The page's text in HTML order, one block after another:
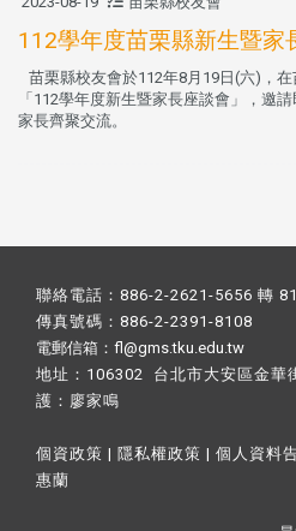
112學年度苗栗縣新生暨家
苗栗縣校友會於112年8月19日(六)，
「112學年度新生暨家長座談會」，邀
家長齊聚交流。
聯絡電話：886-2-2621-5656 轉
傳真號碼：886-2-2391-8108
電郵信箱：fl@gms.tku.edu.tw
地址：106302 台北市大安區金華
護： 廖家鳴​
個資政策 | 隱私權政策 | 個人資料
惠蘭